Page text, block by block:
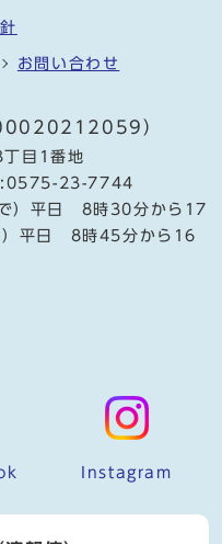
お問い合わせ
）
目1番地
:0575-23-7744
）平日 8時30分から17
）平日 8時45分から16
Instagram